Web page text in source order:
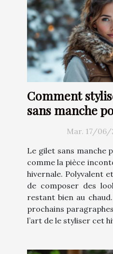
Comment
sans manche
Mar. 17/06/
Le gilet sans manche
comme la pièce
hivernale. Polyvalent
de composer des
restant bien au
prochains
l’art de le styliser cet